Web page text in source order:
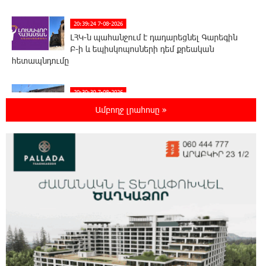
20:39:24 7-08-2026
ԼՀԿ-ն պահանջում է դադարեցնել Գարեգին
Բ-ի և եպիսկոպոսների դեմ քրեական
հետապնդումը
20:30:30 7-08-2026
Սարյան փողոցի բնակարաններից մեկում
պայթյունի հետևանքով 55-ամյա
«Այրվածքաբանության ազգային կենտրոն»
20:11:48 7-08-2026
Սլովակիայի արևելքում արտակարգ
դրություն է հայտարարվել շոգի ալիքների
19:53:41 7-08-2026
Երթևեկության կազմակերպման
Ամբողջ լրահոսը »